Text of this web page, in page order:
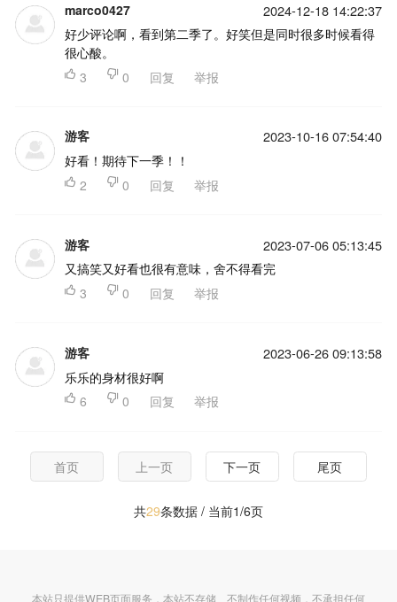
marco0427 2024-12-18 14:22:37
好少评论啊，看到第二季了。好笑但是同时很多时候看得
很心酸。
 3  0 回复 举报
游客 2023-10-16 07:54:40
好看！期待下一季！！
 2  0 回复 举报
游客 2023-07-06 05:13:45
又搞笑又好看也很有意味，舍不得看完
 3  0 回复 举报
游客 2023-06-26 09:13:58
乐乐的身材很好啊
 6  0 回复 举报
首页 上一页 下一页 尾页
共29条数据 / 当前1/6页
本站只提供WEB页面服务，本站不存储、不制作任何视频，不承担任何